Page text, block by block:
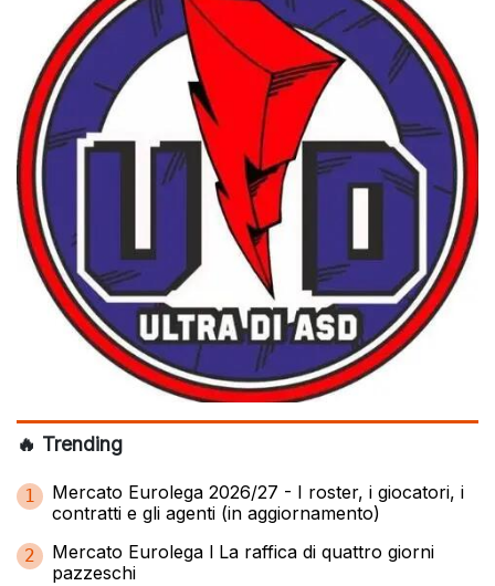
🔥 Trending
1
Mercato Eurolega 2026/27 - I roster, i giocatori, i
contratti e gli agenti (in aggiornamento)
2
Mercato Eurolega l La raffica di quattro giorni
pazzeschi